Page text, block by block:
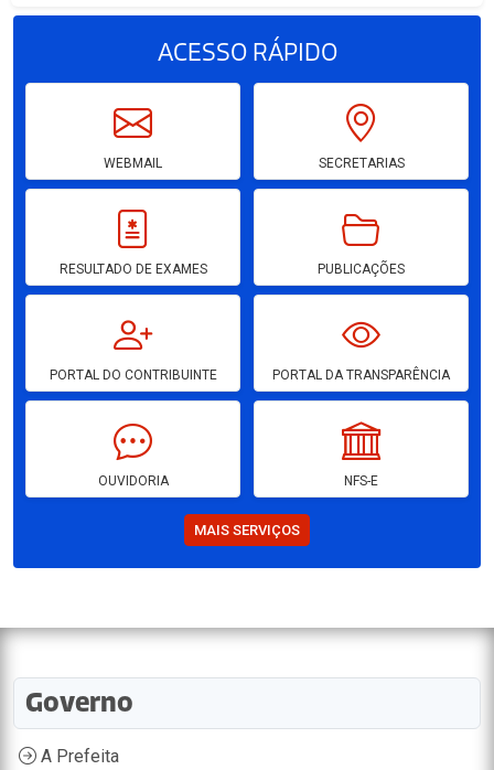
ACESSORÁPIDO
WEBMAIL SECRETARIAS
RESULTADO DE EXAMES PUBLICAÇÕES
PORTAL DO CONTRIBUINTE PORTAL DA TRANSPARÊNCIA
OUVIDORIA NFS-E
MAIS SERVIÇOS
Governo
A Prefeita